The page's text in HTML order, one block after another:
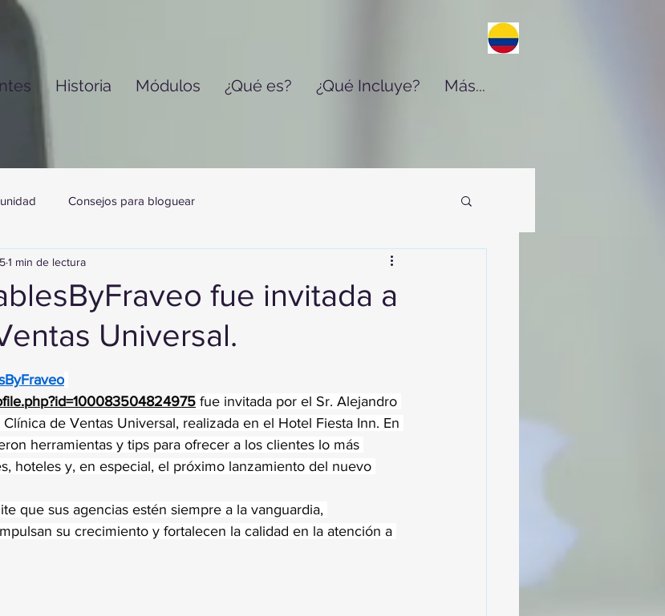
Historia Módulos ¿Qué es? ¿Qué Incluye? Más...
Consejos para bloguear
fue invitada a
Universal.
1 min de lectura
fue invitada por el Sr. Alejandro
de Ventas Universal, realizada en el Hotel Fiesta Inn. En
herramientas y tips para ofrecer a los clientes lo más
hoteles y, en especial, el próximo lanzamiento del nuevo
que sus agencias estén siempre a la vanguardia,
su crecimiento y fortalecen la calidad en la atención a